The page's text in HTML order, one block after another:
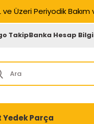
ve Üzeri Periyodik
TakipBanka Hesap
Parça